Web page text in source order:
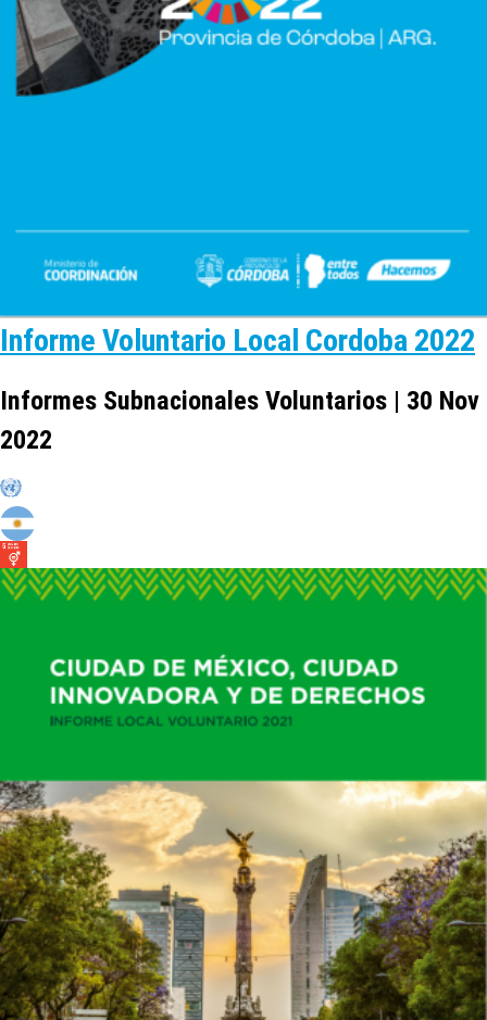
Informe Voluntario Local Cordoba 2022
Informes Subnacionales Voluntarios | 30 Nov
2022